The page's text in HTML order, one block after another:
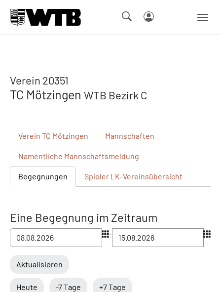
Verein 20351
TC Mötzingen WTB Bezirk C
Verein TC Mötzingen Mannschaften
Namentliche Mannschaftsmeldung
Begegnungen Spieler LK-Vereinsübersicht
Eine Begegnung im Zeitraum
–
Aktualisieren
Heute -7 Tage +7 Tage